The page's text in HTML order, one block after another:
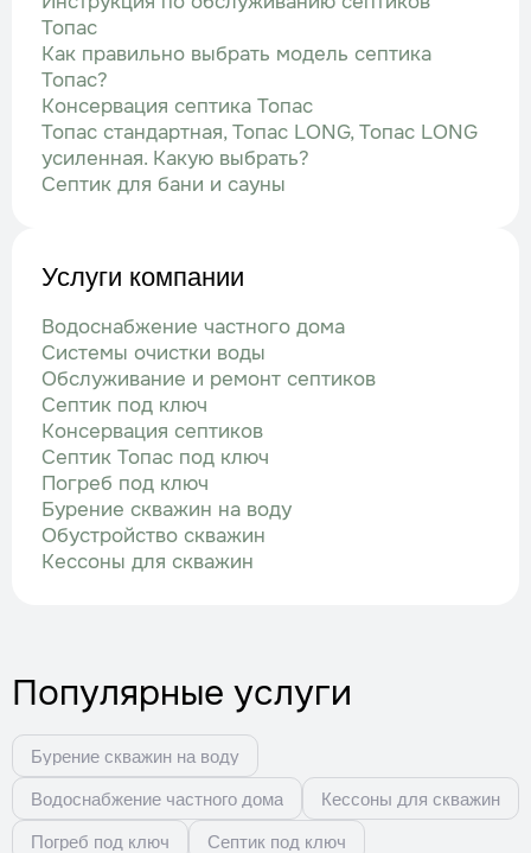
Топас
Как правильно выбрать модель септика
Топас?
Консервация септика Топас
Топас стандартная, Топас LONG, Топас LONG
усиленная. Какую выбрать?
Септик для бани и сауны
Услуги компании
Водоснабжение частного дома
Системы очистки воды
Обслуживание и ремонт септиков
Септик под ключ
Консервация септиков
Септик Топас под ключ
Погреб под ключ
Бурение скважин на воду
Обустройство скважин
Кессоны для скважин
Популярные услуги
Бурение скважин на воду
Водоснабжение частного дома Кессоны для скважин
Погреб под ключ Септик под ключ